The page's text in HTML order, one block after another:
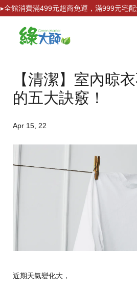
▸全館消費滿499元超商免運，滿999元宅配
【清潔】室內晾
的五大訣竅！
Apr 15, 22
近期天氣變化大，
繼續購物